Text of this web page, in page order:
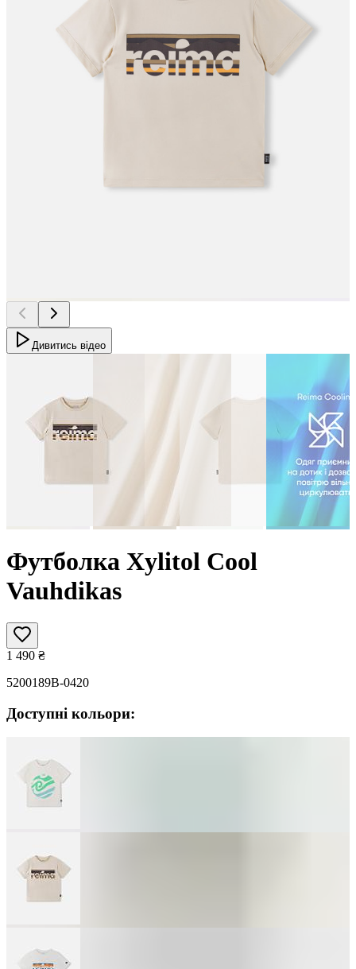
Дивитись відео
Футболка Xylitol Cool
Vauhdikas
1 490 ₴
5200189B-0420
Доступні кольори: